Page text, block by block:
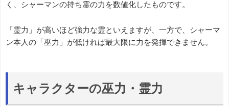
く、シャーマンの持ち霊の力を数値化したものです。
「霊力」が高いほど強力な霊といえますが、一方で、シャーマ
ン本人の「巫力」が低ければ最大限に力を発揮できません。
キャラクターの巫力・霊力